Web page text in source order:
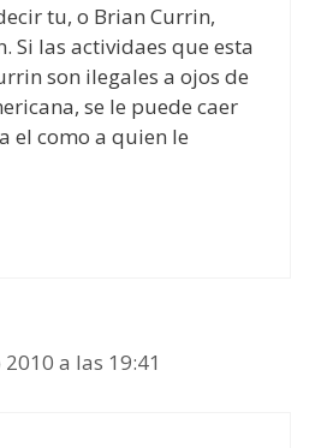
tu, o Brian Currin,
Si las actividaes que esta
son ilegales a ojos de
se le puede caer
el como a quien le
a las 19:41